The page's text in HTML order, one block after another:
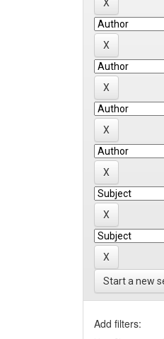
Start a new
Add filters: